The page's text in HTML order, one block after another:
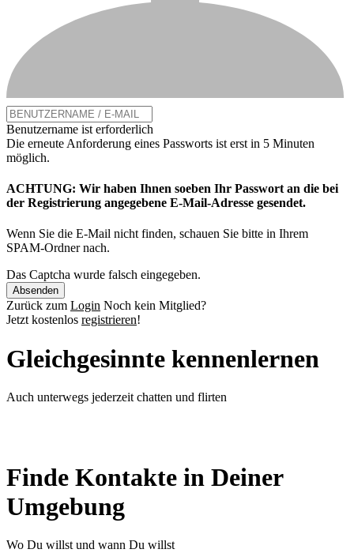
Benutzername ist erforderlich
Die erneute Anforderung eines Passworts ist erst in 5 Minuten
möglich.
ACHTUNG: Wir haben Ihnen soeben Ihr Passwort an die bei
der Registrierung angegebene E-Mail-Adresse gesendet.
Wenn Sie die E-Mail nicht finden, schauen Sie bitte in Ihrem
SPAM-Ordner nach.
Das Captcha wurde falsch eingegeben.
Absenden
Zurück zum Login Noch kein Mitglied?
Jetzt kostenlos registrieren!
Gleichgesinnte kennenlernen
Auch unterwegs jederzeit chatten und flirten
Finde Kontakte in Deiner
Umgebung
Wo Du willst und wann Du willst